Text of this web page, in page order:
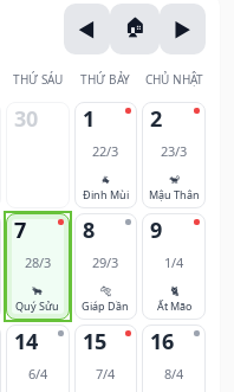
THỨ SÁU THỨ BẢY CHỦ NHẬT
30 1
22/3
🐐
Đinh Mùi
2
23/3
🐒
Mậu Thân
7
28/3
🐂
Quý Sửu
8
29/3
🐅
Giáp Dần
9
1/4
🐈
Ất Mão
14
6/4
15
7/4
16
8/4